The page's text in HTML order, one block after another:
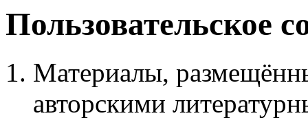
Пользовательское
Материалы,
авторскими